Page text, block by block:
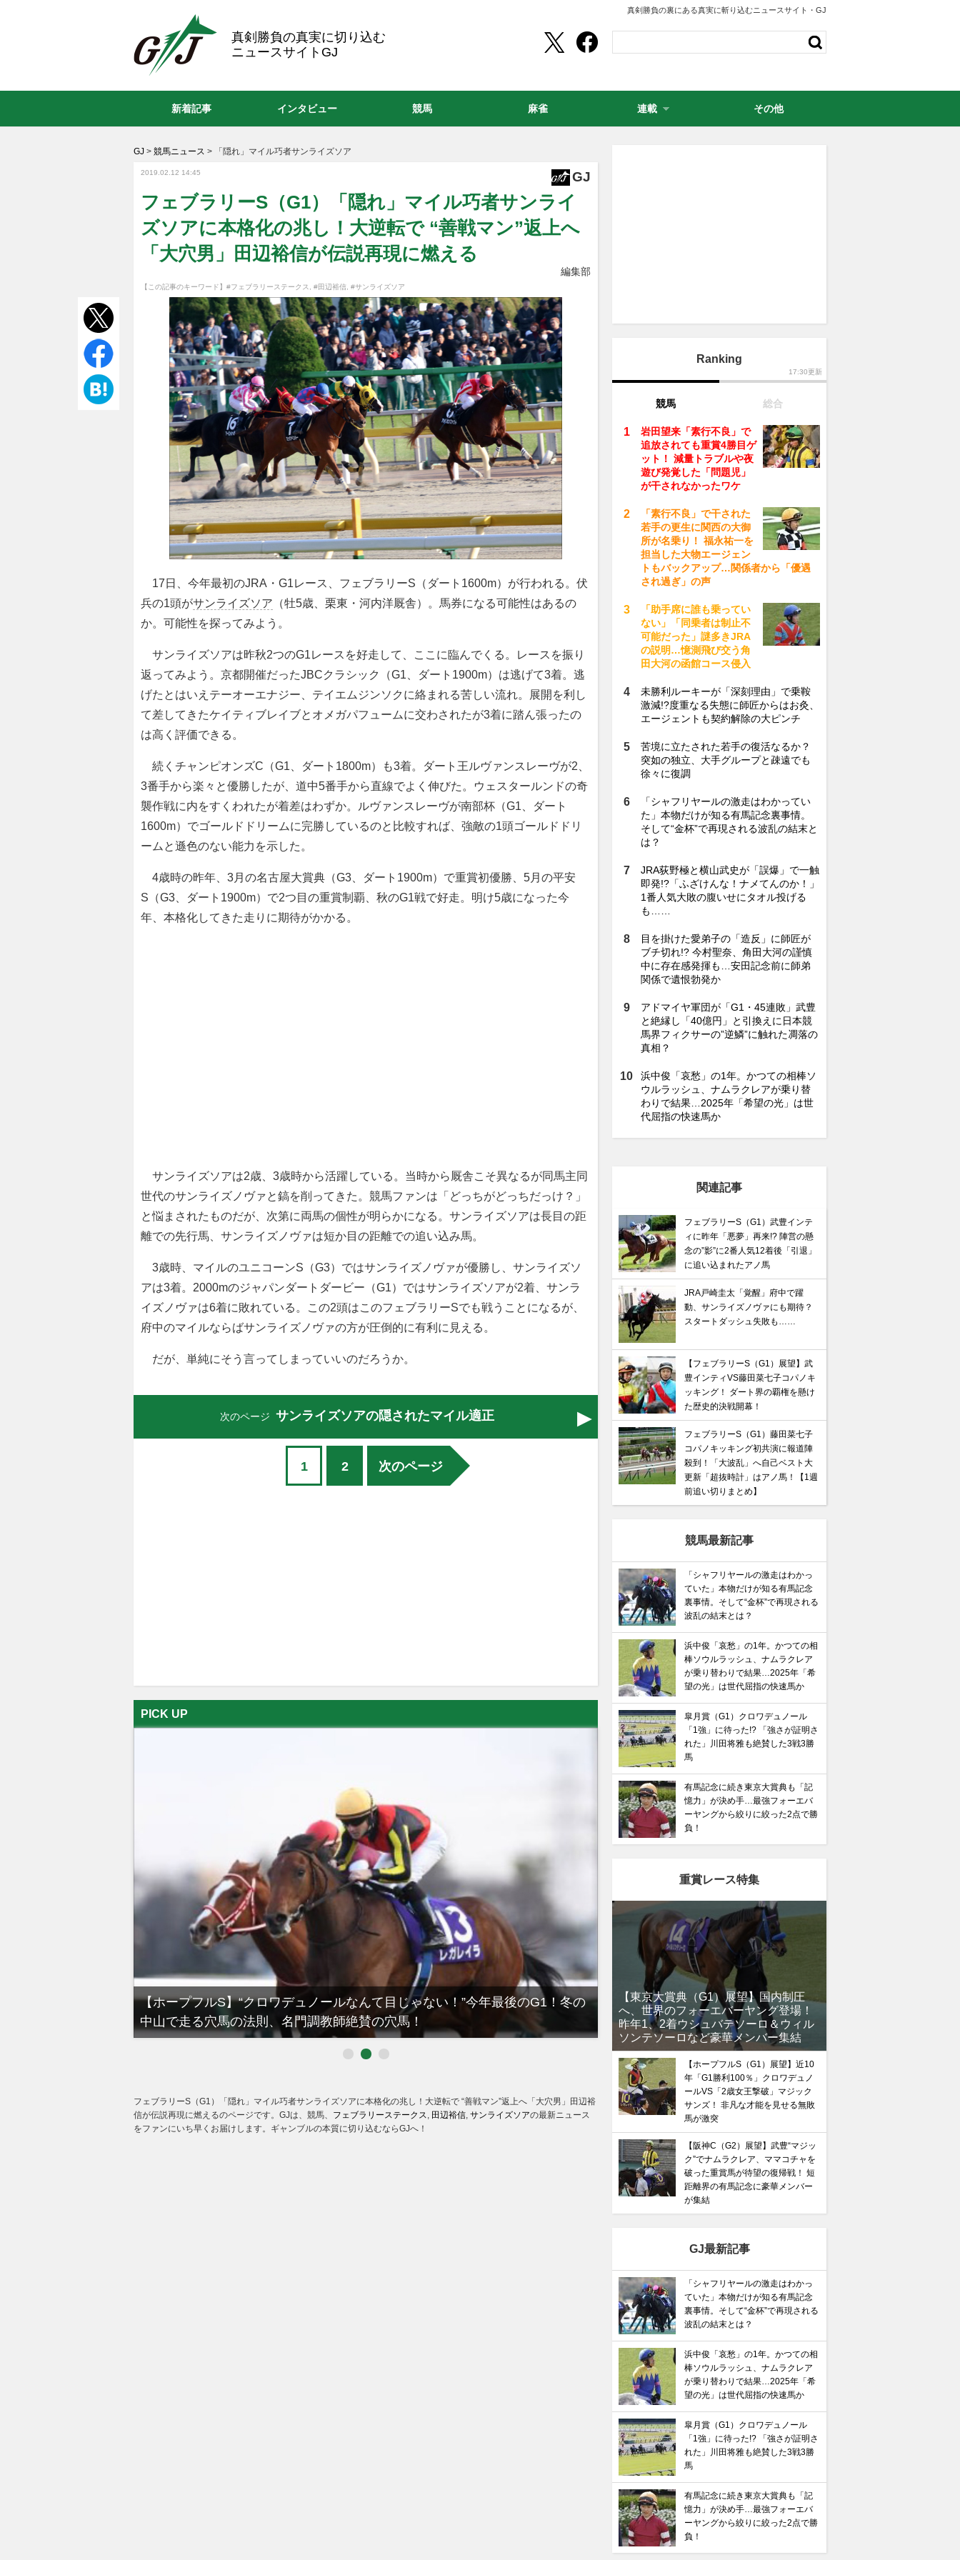
真剣勝負の裏にある真実に斬り込むニュースサイト・GJ
真剣勝負の真実に切り込む
ニュースサイトGJ
GJ > 競馬ニュース > 「隠れ」マイル巧者サンライズソア
2019.02.12 14:45 GJ
フェブラリーS（G1）「隠れ」マイル巧者サンライ
ズソアに本格化の兆し！大逆転で “善戦マン”返上へ
「大穴男」田辺裕信が伝説再現に燃える
編集部
【この記事のキーワード】 #フェブラリーステークス #田辺裕信 #サンライズソア
17日、今年最初のJRA・G1レース、フェブラリーS（ダート1600m）が行われる。伏
兵の1頭がサンライズソア （牡5歳、栗東・河内洋厩舎）。馬券になる可能性はあるの
か。可能性を探ってみよう。
サンライズソアは昨秋2つのG1レースを好走して、ここに臨んでくる。レースを振り
返ってみよう。京都開催だったJBCクラシック（G1、ダート1900m）は逃げて3着。逃
げたとはいえテーオーエナジー、テイエムジンソクに絡まれる苦しい流れ。展開を利し
て差してきたケイティブレイブとオメガパフュームに交わされたが3着に踏ん張ったの
は高く評価できる。
続くチャンピオンズC（G1、ダート1800m）も3着。ダート王ルヴァンスレーヴが2、
3番手から楽々と優勝したが、道中5番手から直線でよく伸びた。ウェスタールンドの奇
襲作戦に内をすくわれたが着差はわずか。ルヴァンスレーヴが南部杯（G1、ダート
1600m）でゴールドドリームに完勝しているのと比較すれば、強敵の1頭ゴールドドリ
ームと遜色のない能力を示した。
4歳時の昨年、3月の名古屋大賞典（G3、ダート1900m）で重賞初優勝、5月の平安
S（G3、ダート1900m）で2つ目の重賞制覇、秋のG1戦で好走。明け5歳になった今
年、本格化してきた走りに期待がかかる。
サンライズソアは2歳、3歳時から活躍している。当時から厩舎こそ異なるが同馬主同
世代のサンライズノヴァと鎬を削ってきた。競馬ファンは「どっちがどっちだっけ？」
と悩まされたものだが、次第に両馬の個性が明らかになる。サンライズソアは長目の距
離での先行馬、サンライズノヴァは短か目の距離での追い込み馬。
3歳時、マイルのユニコーンS（G3）ではサンライズノヴァが優勝し、サンライズソ
アは3着。2000mのジャパンダートダービー（G1）ではサンライズソアが2着、サンラ
イズノヴァは6着に敗れている。この2頭はこのフェブラリーSでも戦うことになるが、
府中のマイルならばサンライズノヴァの方が圧倒的に有利に見える。
だが、単純にそう言ってしまっていいのだろうか。
次のページ サンライズソアの隠されたマイル適正
1 2 次のページ
PICK UP
【ホープフルS】“クロワデュノールなんて目じゃない！”今年最後のG1！冬の
中山で走る穴馬の法則、名門調教師絶賛の穴馬！
【有馬記念】武豊×ドウデュースを逆転できる候補3頭！と絶
るべき“隠れ穴馬！”
フェブラリーS（G1）「隠れ」マイル巧者サンライズソアに本格化の兆し！大逆転で “善戦マン”返上へ「大穴男」田辺裕
信が伝説再現に燃えるのページです。GJは、競馬、 フェブラリーステークス, 田辺裕信, サンライズソアの最新ニュース
をファンにいち早くお届けします。ギャンブルの本質に切り込むならGJへ！
Ranking
17:30更新
競馬 総合
岩田望来「素行不良」で
追放されても重賞4勝目ゲ
ット！ 減量トラブルや夜
遊び発覚した「問題児」
が干されなかったワケ
「素行不良」で干された
若手の更生に関西の大御
所が名乗り！ 福永祐一を
担当した大物エージェン
トもバックアップ…関係者から「優遇
され過ぎ」の声
「助手席に誰も乗ってい
ない」「同乗者は制止不
可能だった」謎多きJRA
の説明…憶測飛び交う角
田大河の函館コース侵入
未勝利ルーキーが「深刻理由」で乗鞍
激減!?度重なる失態に師匠からはお灸、
エージェントも契約解除の大ピンチ
苦境に立たされた若手の復活なるか？
突如の独立、大手グループと疎遠でも
徐々に復調
「シャフリヤールの激走はわかってい
た」本物だけが知る有馬記念裏事情。
そして“金杯”で再現される波乱の結末と
は？
JRA荻野極と横山武史が「誤爆」で一触
即発!?「ふざけんな！ナメてんのか！」
1番人気大敗の腹いせにタオル投げる
も……
目を掛けた愛弟子の「造反」に師匠が
ブチ切れ!? 今村聖奈、角田大河の謹慎
中に存在感発揮も…安田記念前に師弟
関係で遺恨勃発か
アドマイヤ軍団が「G1・45連敗」武豊
と絶縁し「40億円」と引換えに日本競
馬界フィクサーの”逆鱗”に触れた凋落の
真相？
浜中俊「哀愁」の1年。かつての相棒ソ
ウルラッシュ、ナムラクレアが乗り替
わりで結果…2025年「希望の光」は世
代屈指の快速馬か
関連記事
フェブラリーS（G1）武豊インテ
ィに昨年「悪夢」再来!? 陣営の懸
念の”影”に2番人気12着後「引退」
に追い込まれたアノ馬
JRA戸崎圭太「覚醒」府中で躍
動、サンライズノヴァにも期待？
スタートダッシュ失敗も……
【フェブラリーS（G1）展望】武
豊インティVS藤田菜七子コパノキ
ッキング！ ダート界の覇権を懸け
た歴史的決戦開幕！
フェブラリーS（G1）藤田菜七子
コパノキッキング初共演に報道陣
殺到！「大波乱」へ自己ベスト大
更新「超抜時計」はアノ馬！【1週
前追い切りまとめ】
競馬最新記事
「シャフリヤールの激走はわかっ
ていた」本物だけが知る有馬記念
裏事情。そして“金杯”で再現される
波乱の結末とは？
浜中俊「哀愁」の1年。かつての相
棒ソウルラッシュ、ナムラクレア
が乗り替わりで結果…2025年「希
望の光」は世代屈指の快速馬か
皐月賞（G1）クロワデュノール
「1強」に待った!? 「強さが証明さ
れた」川田将雅も絶賛した3戦3勝
馬
有馬記念に続き東京大賞典も「記
憶力」が決め手…最強フォーエバ
ーヤングから絞りに絞った2点で勝
負！
重賞レース特集
【東京大賞典（G1）展望】国内制圧
へ、世界のフォーエバーヤング登場！
昨年1、2着ウシュバテソーロ＆ウィル
ソンテソーロなど豪華メンバー集結
【ホープフルS（G1）展望】近10
年「G1勝利100％」クロワデュノ
ールVS「2歳女王撃破」マジック
サンズ！ 非凡な才能を見せる無敗
馬が激突
【阪神C（G2）展望】武豊“マジッ
ク”でナムラクレア、ママコチャを
破った重賞馬が待望の復帰戦！ 短
距離界の有馬記念に豪華メンバー
が集結
GJ最新記事
「シャフリヤールの激走はわかっ
ていた」本物だけが知る有馬記念
裏事情。そして“金杯”で再現される
波乱の結末とは？
浜中俊「哀愁」の1年。かつての相
棒ソウルラッシュ、ナムラクレア
が乗り替わりで結果…2025年「希
望の光」は世代屈指の快速馬か
皐月賞（G1）クロワデュノール
「1強」に待った!? 「強さが証明さ
れた」川田将雅も絶賛した3戦3勝
馬
有馬記念に続き東京大賞典も「記
憶力」が決め手…最強フォーエバ
ーヤングから絞りに絞った2点で勝
負！
新着記事 インタビュー 競馬 麻雀 連載 その他